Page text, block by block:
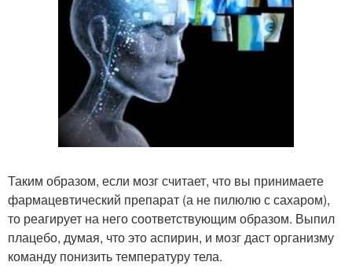
Таким образом, если мозг считает, что вы принимаете
фармацевтический препарат (а не пилюлю с сахаром),
то реагирует на него соответствующим образом. Выпил
плацебо, думая, что это аспирин, и мозг даст организму
команду понизить температуру тела.